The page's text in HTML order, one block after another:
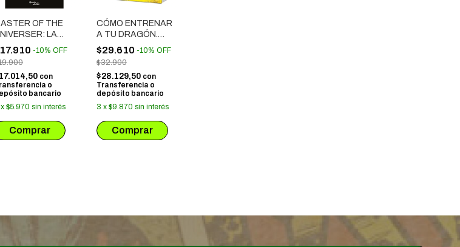
OF THE
LA
-10% OFF
con
o
bancario
x $5.970 sin interés
CÓMO ENTRENAR
A TU DRAGÓN.
ESCUELA DE
DRAGONES
$29.610 -10% OFF
$32.900
$28.129,50 con
Transferencia o
depósito bancario
3 x $9.870 sin interés